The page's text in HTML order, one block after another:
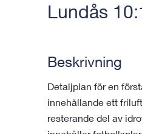
Lundås
Beskrivning
Detaljplan för en
innehållande ett
resterande del av